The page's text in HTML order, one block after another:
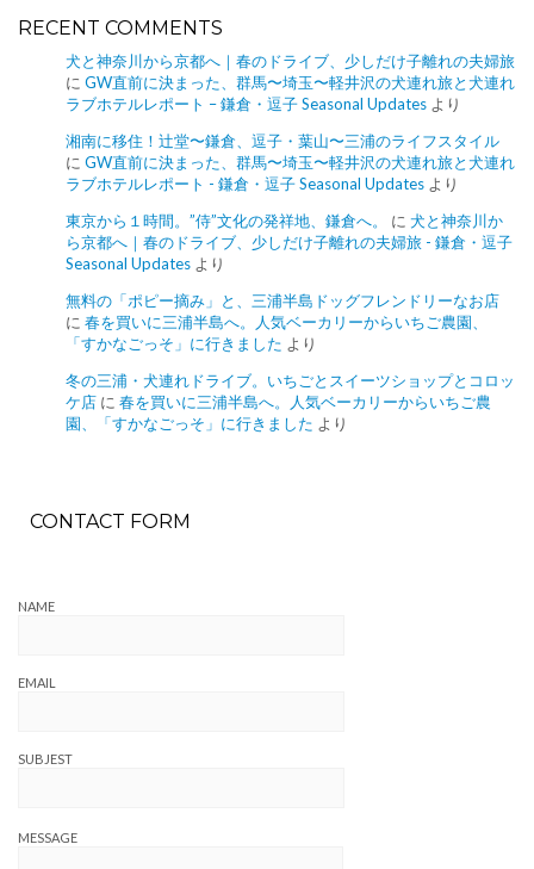
RECENT COMMENTS
犬と神奈川から京都へ｜春のドライブ、少しだけ子離れの夫婦旅
に GW直前に決まった、群馬〜埼玉〜軽井沢の犬連れ旅と犬連れ
ラブホテルレポート – 鎌倉・逗子 Seasonal Updates より
湘南に移住！辻堂〜鎌倉、逗子・葉山〜三浦のライフスタイル
に GW直前に決まった、群馬〜埼玉〜軽井沢の犬連れ旅と犬連れ
ラブホテルレポート - 鎌倉・逗子 Seasonal Updates より
東京から１時間。”侍”文化の発祥地、鎌倉へ。
に 犬と神奈川か
ら京都へ｜春のドライブ、少しだけ子離れの夫婦旅 - 鎌倉・逗子
Seasonal Updates より
無料の「ポピー摘み」と、三浦半島ドッグフレンドリーなお店
に 春を買いに三浦半島へ。人気ベーカリーからいちご農園、
「すかなごっそ」に行きました より
冬の三浦・犬連れドライブ。いちごとスイーツショップとコロッ
ケ店 に 春を買いに三浦半島へ。人気ベーカリーからいちご農
園、「すかなごっそ」に行きました より
CONTACT FORM
NAME
EMAIL
SUBJEST
MESSAGE